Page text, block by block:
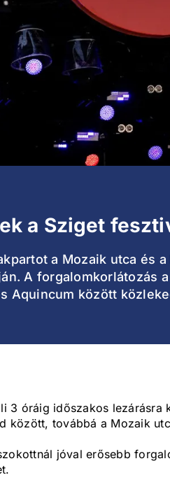
a Sziget
a Mozaik utca és
A forgalomkorlátozás
Aquincum között
3 óráig időszakos lezárásra
között, továbbá a Mozaik
jóval erősebb